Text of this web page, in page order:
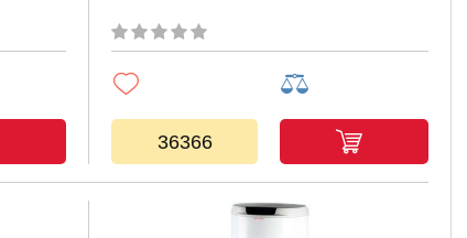
36366